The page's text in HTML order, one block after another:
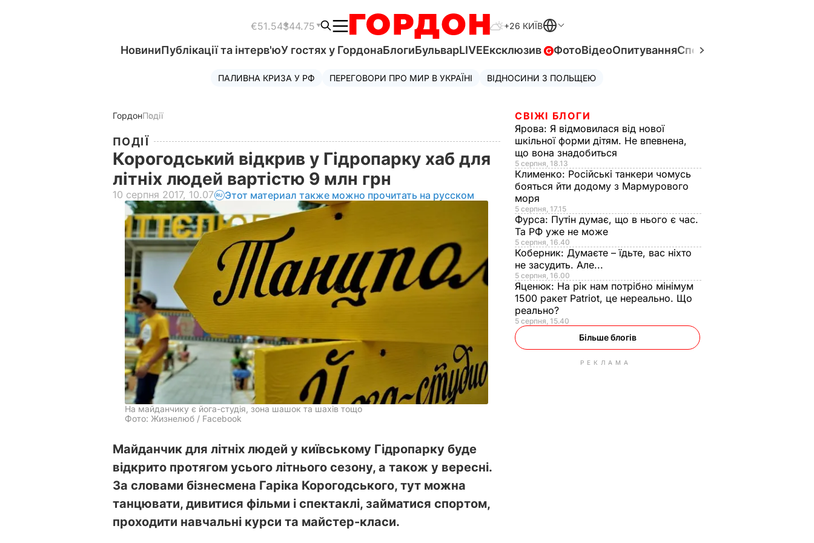
€51.54$44.75 +26 КИЇВ
НовиниПублікації та інтерв'юУ гостях у ГордонаБлогиБульварLIVEЕксклюзив ФотоВідеоОпитуванняСпецпроєкти
ПАЛИВНА КРИЗА У РФ ПЕРЕГОВОРИ ПРО МИР В УКРАЇНІ ВІДНОСИНИ З ПОЛЬЩЕЮ
ГордонПодії
ПОДІЇ
Корогодський відкрив у Гідропарку хаб для
літніх людей вартістю 9 млн грн
10 серпня 2017, 10.07 Этот материал также можно прочитать на русском
На майданчику є йога-студія, зона шашок та шахів тощо
Фото: Жизнелюб / Facebook
Майданчик для літніх людей у київському Гідропарку буде
відкрито протягом усього літнього сезону, а також у вересні.
За словами бізнесмена Гаріка Корогодського, тут можна
танцювати, дивитися фільми і спектаклі, займатися спортом,
проходити навчальні курси та майстер-класи.
СВІЖІ БЛОГИ
Ярова: Я відмовилася від нової
шкільної форми дітям. Не впевнена,
що вона знадобиться
5 серпня, 18.13
Клименко: Російські танкери чомусь
бояться йти додому з Мармурового
моря
5 серпня, 17.15
Фурса: Путін думає, що в нього є час.
Та РФ уже не може
5 серпня, 16.40
Коберник: Думаєте – їдьте, вас ніхто
не засудить. Але...
5 серпня, 16.00
Яценюк: На рік нам потрібно мінімум
1500 ракет Patriot, це нереально. Що
реально?
5 серпня, 15.40
Більше блогів
РЕКЛАМА